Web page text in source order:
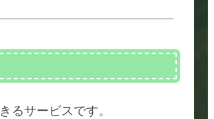
るサービスです。